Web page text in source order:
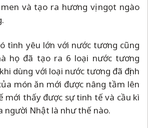
và tạo ra hương vị ngọt ngào
tình yêu lớn với nước tương cũng
họ đã tạo ra 6 loại nước tương
dùng với loại nước tương đã định
món ăn mới được nâng tầm lên
mới thấy được sự tinh tế và cầu kì
người Nhật là như thế nào.